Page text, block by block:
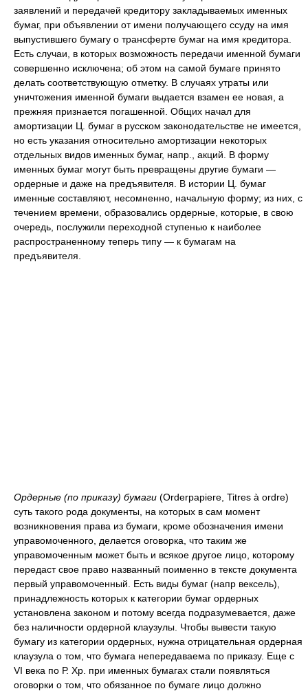
заявлений и передачей кредитору закладываемых именных
бумаг, при объявлении от имени получающего ссуду на имя
выпустившего бумагу о трансферте бумаг на имя кредитора.
Есть случаи, в которых возможность передачи именной бумаги
совершенно исключена; об этом на самой бумаге принято
делать соответствующую отметку. В случаях утраты или
уничтожения именной бумаги выдается взамен ее новая, а
прежняя признается погашенной. Общих начал для
амортизации Ц. бумаг в русском законодательстве не имеется,
но есть указания относительно амортизации некоторых
отдельных видов именных бумаг, напр., акций. В форму
именных бумаг могут быть превращены другие бумаги —
ордерные и даже на предъявителя. В истории Ц. бумаг
именные составляют, несомненно, начальную форму; из них, с
течением времени, образовались ордерные, которые, в свою
очередь, послужили переходной ступенью к наиболее
распространенному теперь типу — к бумагам на
предъявителя.
Ордерные (по приказу) бумаги (Orderpapiere, Titres à ordre)
суть такого рода документы, на которых в сам момент
возникновения права из бумаги, кроме обозначения имени
управомоченного, делается оговорка, что таким же
управомоченным может быть и всякое другое лицо, которому
передаст свое право названный поименно в тексте документа
первый управомоченный. Есть виды бумаг (напр вексель),
принадлежность которых к категории бумаг ордерных
установлена законом и потому всегда подразумевается, даже
без наличности ордерной клаузулы. Чтобы вывести такую
бумагу из категории ордерных, нужна отрицательная ордерная
клаузула о том, что бумага непередаваема по приказу. Еще с
VI века по Р. Хр. при именных бумагах стали появляться
оговорки о том, что обязанное по бумаге лицо должно